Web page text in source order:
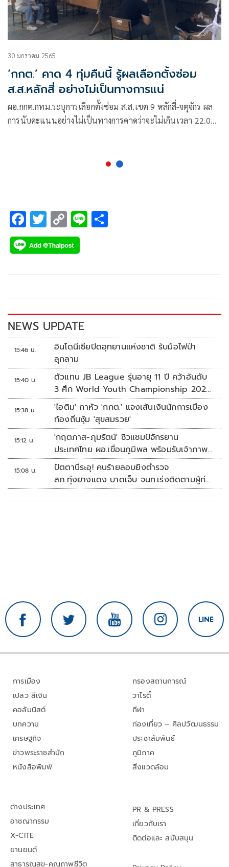
30 มกราคม 2565
‘กกต.’ คาด 4 ทุ่มคืนนี้ รู้ผลเลือกตั้งซ่อม
ส.ส.หลักสี่ อย่างไม่เป็นทางการแน่
ผอ.กกต.กทม.ระบุการเลือกตั้งซ่อม ส.ส.เขต 9 หลักสี่-จตุจักร ผล
การนับคะแนนอย่างไม่เป็นทางการคาดว่าจะไม่เกินเวลา 22.00
F
ac
e
k
T
wi
tt
C
o
p
k
Li
NEWS UPDATE
15:46 น.
อินโดนีเซียปิดอุทยานแห่งชาติ รับมือไฟป่า
ลุกลาม
15:40 น.
ตัวแทน JB League รุ่นอายุ 11 ปี คว้าอันดับ
3 ศึก World Youth Championship 2026
ที่สิงคโปร์
15:38 น.
'ไอติม' กาหัว 'กกต.' แจงเส้นเงินนักการเมือง
ท้องถิ่นซุ้ม 'สุขสมรวย'
15:12 น.
'กฤตภาส-ภุมรัตน์' ซิวแชมป์จักรยาน
ประเทศไทย ผอ.เขื่อนภูมิพล พร้อมรับเจ้าภาพ
ต่อ ปี 2570
15:08 น.
ปัตตานีระอุ! คนร้ายลอบยิงตำรวจ
สภ.ทุ่งยางแดง บาดเจ็บ จนท.เร่งติดตามผู้ก่อ
เหตุ
การเมือง
เปลว สีเงิน
คอลัมนิสต์
บทความ
เศรษฐกิจ
ข่าวพระราชสำนัก
หนังสือพิมพ์
กรองสถานการณ์
วาไรตี้
กีฬา
ท่องเที่ยว – ศิลปวัฒนธรรม
ประชาสัมพันธ์
ภูมิภาค
สิ่งแวดล้อม
ต่างประเทศ
อาชญากรรม
X-CITE
ยานยนต์
สาธารณสุข-คุณภาพชีวิต
PR & PRESS
เกี่ยวกับเรา
ติดต่อและ สนับสนุน